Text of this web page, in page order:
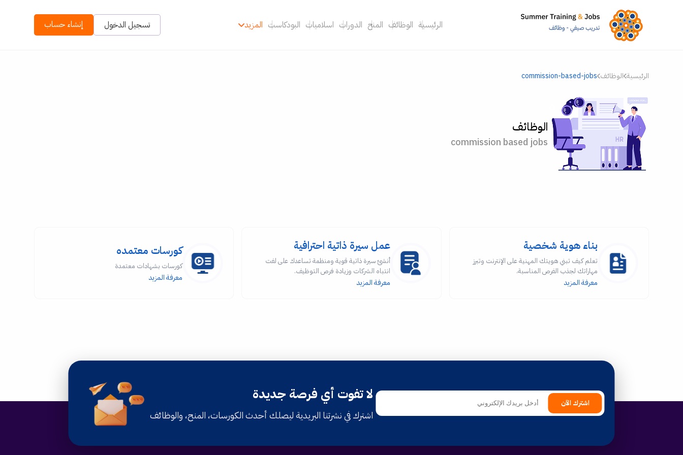
الرئيسية الوظائف المنح الدورات اسلاميات البودكاست المزيد تسجيل الدخول إنشاء حساب
الرئيسية الوظائف commission-based-jobs
الوظائف
commission based jobs
بناء هوية شخصية
تعلم كيف تبني هويتك المهنية على الإنترنت وتبرز
مهاراتك لجذب الفرص المناسبة.
معرفة المزيد
عمل سيرة ذاتية احترافية
أنشئ سيرة ذاتية قوية ومنظمة تساعدك على لفت
انتباه الشركات وزيادة فرص التوظيف.
معرفة المزيد
كورسات معتمده
كورسات بشهادات معتمدة
معرفة المزيد
اشترك الآن
لا تفوت أي فرصة جديدة
اشترك في نشرتنا البريدية ليصلك أحدث الكورسات، المنح، والوظائف